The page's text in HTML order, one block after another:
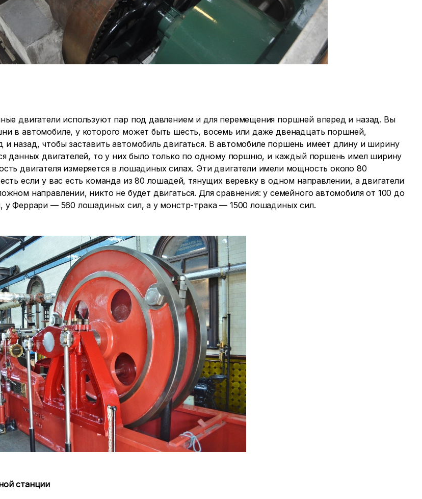
двигатели используют пар под давлением и для перемещения поршней вперед и назад. Вы
в автомобиле, у которого может быть шесть, восемь или даже двенадцать поршней,
назад, чтобы заставить автомобиль двигаться. В автомобиле поршень имеет длину и ширину
данных двигателей, то у них было только по одному поршню, и каждый поршень имел ширину
двигателя измеряется в лошадиных силах. Эти двигатели имели мощность около 80
если у вас есть команда из 80 лошадей, тянущих веревку в одном направлении, а двигатели
направлении, никто не будет двигаться. Для сравнения: у семейного автомобиля от 100 до
у Феррари — 560 лошадиных сил, а у монстр-трака — 1500 лошадиных сил.
станции